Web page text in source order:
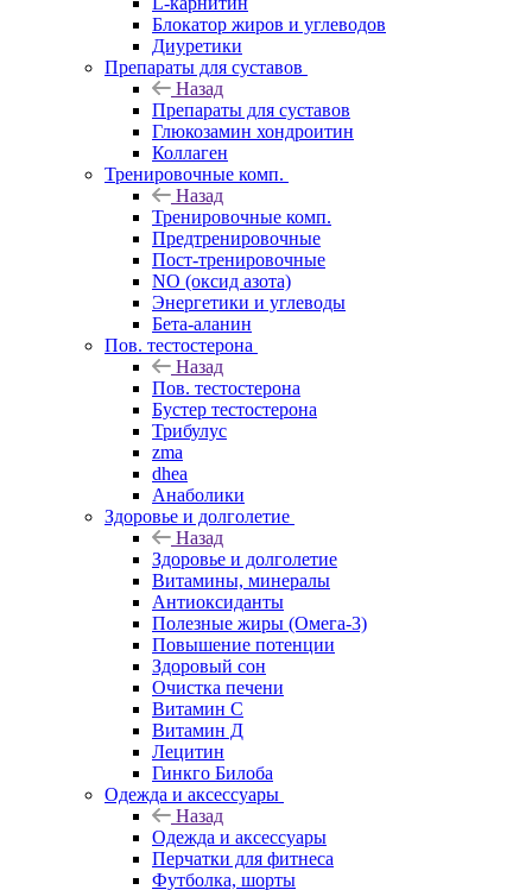
Блокатор жиров и углеводов
Диуретики
Препараты для суставов
Назад
Препараты для суставов
Глюкозамин хондроитин
Коллаген
Тренировочные комп.
Назад
Тренировочные комп.
Предтренировочные
Пост-тренировочные
NO (оксид азота)
Энергетики и углеводы
Бета-аланин
Пов. тестостерона
Назад
Пов. тестостерона
Бустер тестостерона
Трибулус
zma
dhea
Анаболики
Здоровье и долголетие
Назад
Здоровье и долголетие
Витамины, минералы
Антиоксиданты
Полезные жиры (Омега-3)
Повышение потенции
Здоровый сон
Очистка печени
Витамин С
Витамин Д
Лецитин
Гинкго Билоба
Одежда и аксессуары
Назад
Одежда и аксессуары
Перчатки для фитнеса
Футболка, шорты